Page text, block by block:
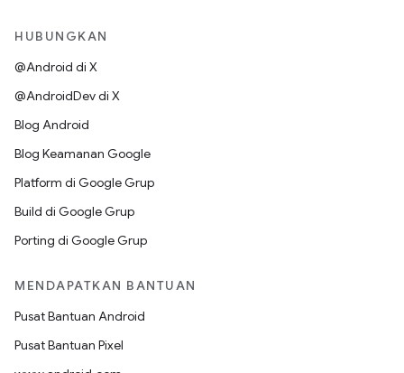
HUBUNGKAN
@Android di X
@AndroidDev di X
Blog Android
Blog Keamanan Google
Platform di Google Grup
Build di Google Grup
Porting di Google Grup
MENDAPATKAN BANTUAN
Pusat Bantuan Android
Pusat Bantuan Pixel